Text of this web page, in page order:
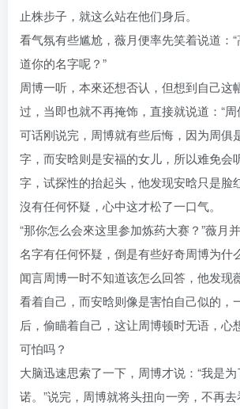
止株步子，就这么站在他们身后。
看气氛有些尴尬，薇月便率先笑着说道：
道你的名字呢？”
周博一听，本來还想否认，但想到自己这
过，当即也就不再掩饰，直接就说道：“周
可话刚说完，周博就有些后悔，因为周俱
字，而安晗则是安福的女儿，所以难免会
字，试探性的抬起头，他发现安晗只是脸
沒有任何怀疑，心中这才松了一口气。
“那你怎么会來这里参加炼药大赛？”薇月
名字有任何怀疑，倒是有些好奇周博为什
闻言周博一时不知道该怎么回答，他发现
看着自己，而安晗则像是害怕自己似的，
后，偷瞄着自己，这让周博顿时无语，心
可怕吗？
大脑迅速思索了一下，周博才说：“我是
诺。”说完，周博就将头扭向一旁，不再去